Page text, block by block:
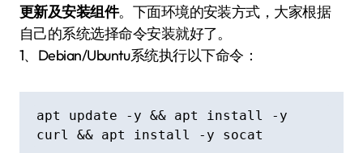
更新及安装组件。下面环境的安装方式，大家根据
自己的系统选择命令安装就好了。
1、Debian/Ubuntu系统执行以下命令：
apt update -y && apt install -y
curl && apt install -y socat